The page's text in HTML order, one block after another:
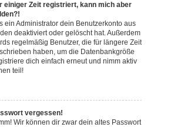
einiger Zeit registriert, kann mich aber
ein Administrator dein Benutzerkonto aus
deaktiviert oder gelöscht hat. Außerdem
regelmäßig Benutzer, die für längere Zeit
haben, um die Datenbankgröße
dich einfach erneut und nimm aktiv
teil!
vergessen!
Wir können dir zwar dein altes Passwort